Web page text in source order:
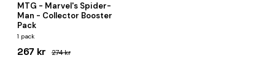
MTG - Marvel's Spider-
Man - Collector Booster
Pack
1 pack
267 kr 274 kr